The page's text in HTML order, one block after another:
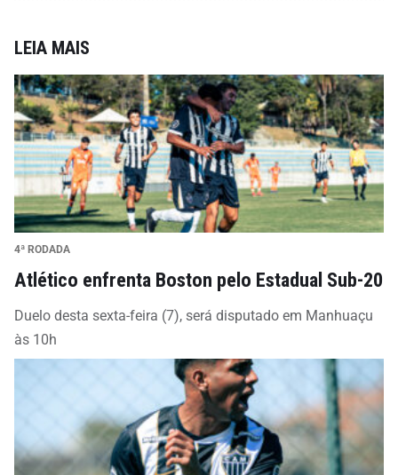
LEIA MAIS
4ª RODADA
Atlético enfrenta Boston pelo Estadual Sub-20
Duelo desta sexta-feira (7), será disputado em Manhuaçu
às 10h